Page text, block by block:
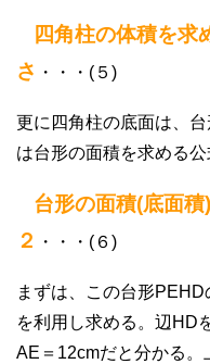
四角柱の体積を求
さ ・・・(５)
更に四角柱の底面は、
は台形の面積を求める
台形の面積(底面
２
・・・(６)
まずは、この台形
を利用し求める。辺HD
AE＝12cmだと分かる。